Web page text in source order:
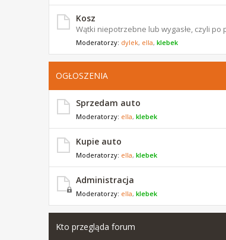
Kosz
Wątki niepotrzebne lub wygasłe, czyli po
Moderatorzy: dylek, ella, klebek
OGŁOSZENIA
Sprzedam auto
Moderatorzy: ella, klebek
Kupie auto
Moderatorzy: ella, klebek
Administracja
Moderatorzy: ella, klebek
Kto przegląda forum